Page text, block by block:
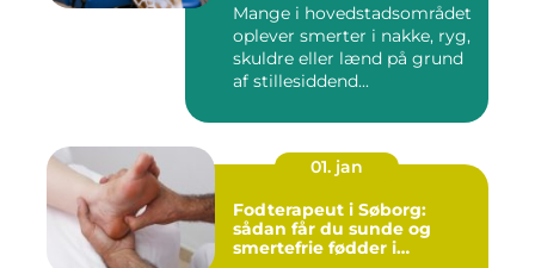
Mange i hovedstadsområdet
oplever smerter i nakke, ryg,
skuldre eller lænd på grund
af stillesiddend...
01. jan
Fodterapeut i Søborg:
sådan får du sunde og
smertefrie fødder i